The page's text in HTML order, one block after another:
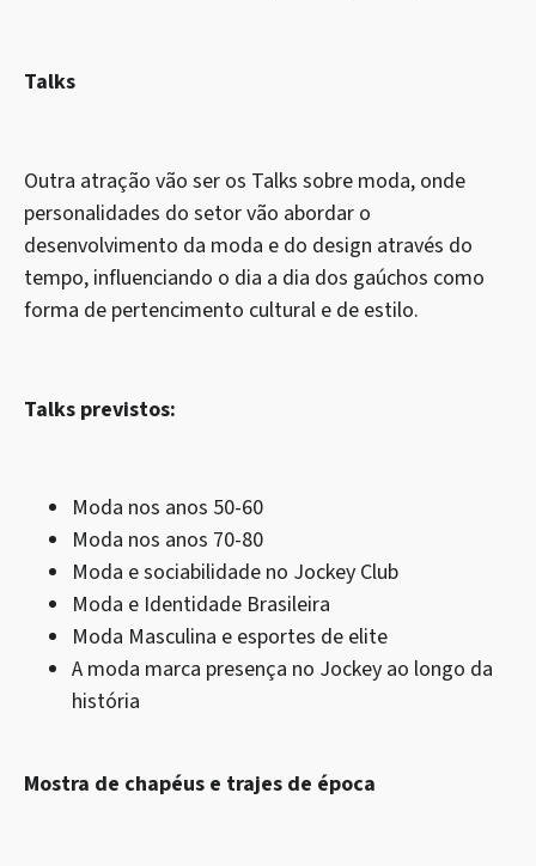
Talks
Outra atração vão ser os Talks sobre moda, onde
personalidades do setor vão abordar o
desenvolvimento da moda e do design através do
tempo, influenciando o dia a dia dos gaúchos como
forma de pertencimento cultural e de estilo.
Talks previstos:
Moda nos anos 50-60
Moda nos anos 70-80
Moda e sociabilidade no Jockey Club
Moda e Identidade Brasileira
Moda Masculina e esportes de elite
A moda marca presença no Jockey ao longo da
história
Mostra de chapéus e trajes de época